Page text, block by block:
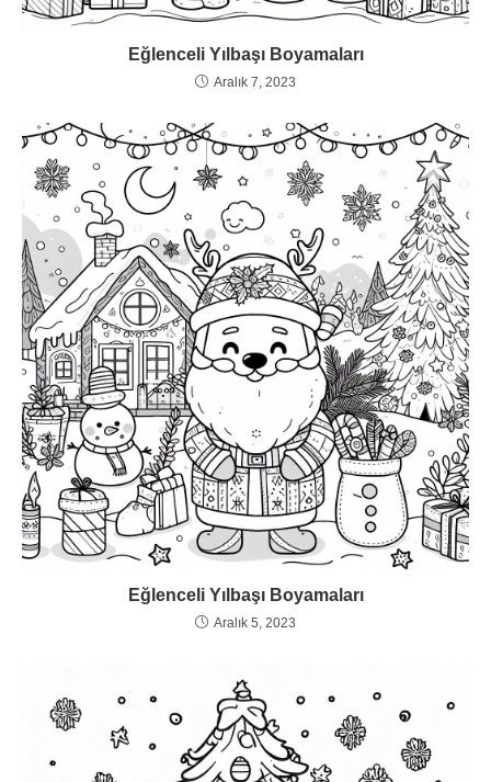
Eğlenceli Yılbaşı Boyamaları
Aralık 7, 2023
Eğlenceli Yılbaşı Boyamaları
Aralık 5, 2023